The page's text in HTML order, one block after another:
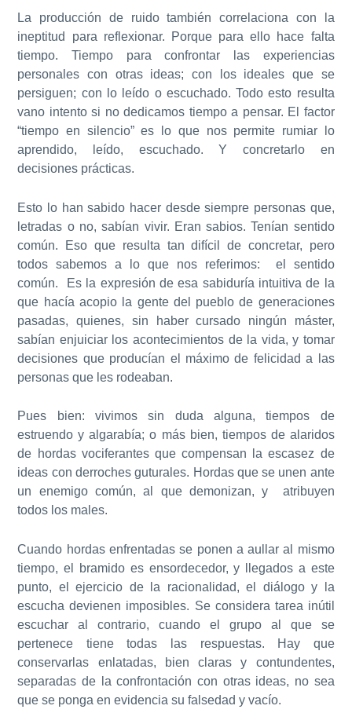
La producción de ruido también correlaciona con la
ineptitud para reflexionar. Porque para ello hace falta
tiempo. Tiempo para confrontar las experiencias
personales con otras ideas; con los ideales que se
persiguen; con lo leído o escuchado. Todo esto resulta
vano intento si no dedicamos tiempo a pensar. El factor
“tiempo en silencio” es lo que nos permite rumiar lo
aprendido, leído, escuchado. Y concretarlo en
decisiones prácticas.
Esto lo han sabido hacer desde siempre personas que,
letradas o no, sabían vivir. Eran sabios. Tenían sentido
común. Eso que resulta tan difícil de concretar, pero
todos sabemos a lo que nos referimos: el sentido
común. Es la expresión de esa sabiduría intuitiva de la
que hacía acopio la gente del pueblo de generaciones
pasadas, quienes, sin haber cursado ningún máster,
sabían enjuiciar los acontecimientos de la vida, y tomar
decisiones que producían el máximo de felicidad a las
personas que les rodeaban.
Pues bien: vivimos sin duda alguna, tiempos de
estruendo y algarabía; o más bien, tiempos de alaridos
de hordas vociferantes que compensan la escasez de
ideas con derroches guturales. Hordas que se unen ante
un enemigo común, al que demonizan, y atribuyen
todos los males.
Cuando hordas enfrentadas se ponen a aullar al mismo
tiempo, el bramido es ensordecedor, y llegados a este
punto, el ejercicio de la racionalidad, el diálogo y la
escucha devienen imposibles. Se considera tarea inútil
escuchar al contrario, cuando el grupo al que se
pertenece tiene todas las respuestas. Hay que
conservarlas enlatadas, bien claras y contundentes,
separadas de la confrontación con otras ideas, no sea
que se ponga en evidencia su falsedad y vacío.